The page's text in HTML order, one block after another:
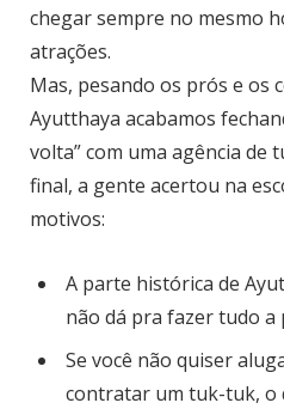
chegar sempre no mesmo
atrações.
Mas, pesando os prós e os
Ayutthaya acabamos
volta” com uma agência de
final, a gente acertou na
motivos:
A parte histórica de
não dá pra fazer tudo a
Se você não quiser
contratar um tuk-tuk, o